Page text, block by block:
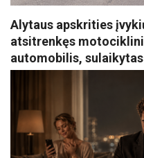
Alytaus apskrities
atsitrenkęs
automobilis,